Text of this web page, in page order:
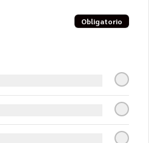
ceviche de salmón y camarón.
Obligatorio